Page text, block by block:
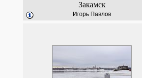
Закамск
Игорь Павлов